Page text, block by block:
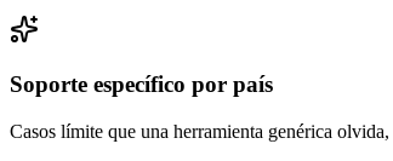
Soporte específico por país
Casos límite que una herramienta genérica